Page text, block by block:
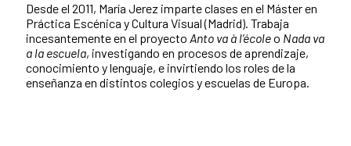
Desde el 2011, María Jerez imparte clases en el Máster en
Práctica Escénica y Cultura Visual (Madrid). Trabaja
incesantemente en el proyecto Anto va à l’écoleo Nada va
a la escuela, investigando en procesos de aprendizaje,
conocimiento y lenguaje, e invirtiendo los roles de la
enseñanza en distintos colegios y escuelas de Europa.